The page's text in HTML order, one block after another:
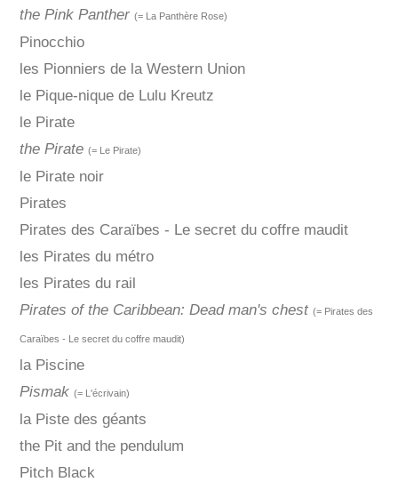
the Pink Panther (= La Panthère Rose)
Pinocchio
les Pionniers de la Western Union
le Pique-nique de Lulu Kreutz
le Pirate
the Pirate (= Le Pirate)
le Pirate noir
Pirates
Pirates des Caraïbes - Le secret du coffre maudit
les Pirates du métro
les Pirates du rail
Pirates of the Caribbean: Dead man's chest (= Pirates des
Caraïbes - Le secret du coffre maudit)
la Piscine
Pismak (= L'écrivain)
la Piste des géants
the Pit and the pendulum
Pitch Black